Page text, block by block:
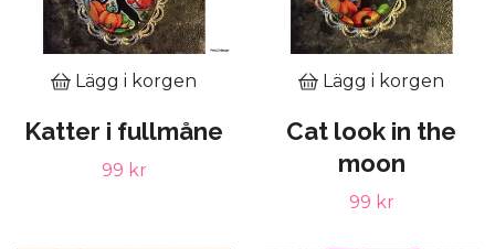
Lägg i korgen
Katter i fullmåne
99 kr
Lägg i korgen
Cat look in the
moon
99 kr